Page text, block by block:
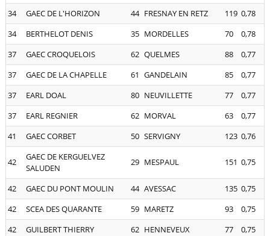
34 GAEC DE L'HORIZON 44 FRESNAY EN RETZ 119 0,78
34
BERTHELOT DENIS 35 MORDELLES 70
0,78
37
GAEC CROQUELOIS 62 QUELMES 88
0,77
37
GAEC DE LA CHAPELLE 61 GANDELAIN 85
0,77
37
EARL DOAL 80 NEUVILLETTE 77
0,77
37
EARL REGNIER 62 MORVAL 63
0,77
41
GAEC CORBET 50 SERVIGNY 123 0,76
42
GAEC DE KERGUELVEZ
SALUDEN
29 MESPAUL 151 0,75
42 GAEC DU PONT MOULIN 44 AVESSAC 135 0,75
42
SCEA DES QUARANTE 59 MARETZ 93
0,75
42
GUILBERT THIERRY 62 HENNEVEUX 77
0,75